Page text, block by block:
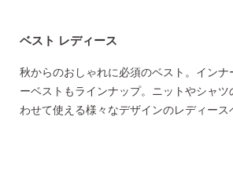
ベスト レディース
秋からのおしゃれに必須のベスト。イン
ーベストもラインナップ。ニットやシャ
わせて使える様々なデザインのレディース